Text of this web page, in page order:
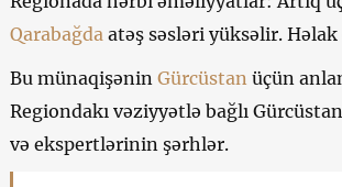
Qarabağda atəş səsləri yüksəlir.
Bu münaqişənin Gürcüstan üçün
Regiondakı vəziyyətlə bağlı
və ekspertlərinin şərhlər.